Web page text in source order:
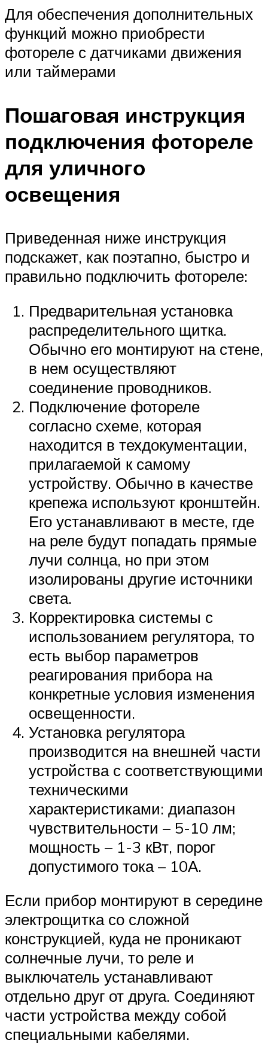
Для обеспечения дополнительных
функций можно приобрести
фотореле с датчиками движения
или таймерами
Пошаговая инструкция
подключения фотореле
для уличного
освещения
Приведенная ниже инструкция
подскажет, как поэтапно, быстро и
правильно подключить фотореле:
Предварительная установка
распределительного щитка.
Обычно его монтируют на стене,
в нем осуществляют
соединение проводников.
Подключение фотореле
согласно схеме, которая
находится в техдокументации,
прилагаемой к самому
устройству. Обычно в качестве
крепежа используют кронштейн.
Его устанавливают в месте, где
на реле будут попадать прямые
лучи солнца, но при этом
изолированы другие источники
света.
Корректировка системы с
использованием регулятора, то
есть выбор параметров
реагирования прибора на
конкретные условия изменения
освещенности.
Установка регулятора
производится на внешней части
устройства с соответствующими
техническими
характеристиками: диапазон
чувствительности – 5-10 лм;
мощность – 1-3 кВт, порог
допустимого тока – 10А.
Если прибор монтируют в середине
электрощитка со сложной
конструкцией, куда не проникают
солнечные лучи, то реле и
выключатель устанавливают
отдельно друг от друга. Соединяют
части устройства между собой
специальными кабелями.